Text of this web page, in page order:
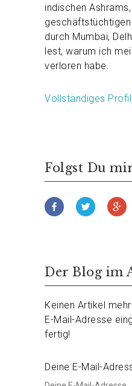
indischen
durch Mumbai,
lest, warum ich
verloren habe.
Vollständiges
Folgst Du
Der Blog im
Keinen Artikel
E-Mail-Adresse
fertig!
Deine E-Mail-